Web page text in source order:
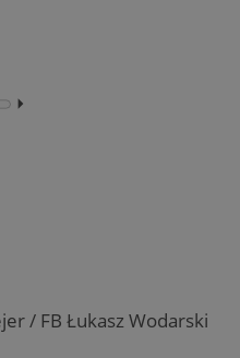
⏵︎
/ FB Łukasz Wodarski